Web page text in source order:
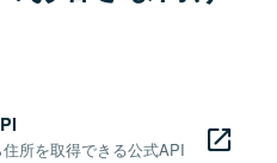
所を取得できる公式API